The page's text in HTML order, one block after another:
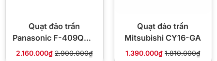
Quạt đảo trần
Panasonic F-409QGO
có điều khiển
2.160.000₫ 2.900.000₫
Quạt đảo trần
Mitsubishi CY16-GA
1.390.000₫ 1.810.000₫